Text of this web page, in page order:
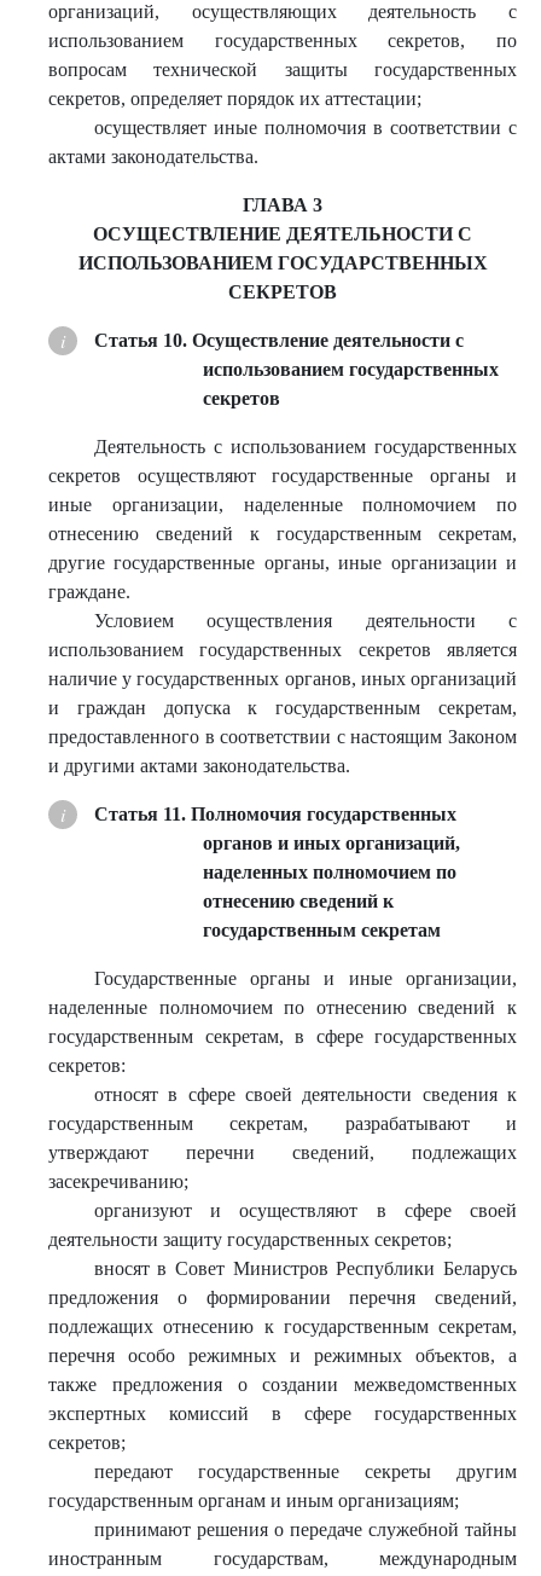
организаций, осуществляющих деятельность с
использованием государственных секретов, по
вопросам технической защиты государственных
секретов, определяет порядок их аттестации;
осуществляет иные полномочия в соответствии с
актами законодательства.
ГЛАВА 3
ОСУЩЕСТВЛЕНИЕ ДЕЯТЕЛЬНОСТИ С
ИСПОЛЬЗОВАНИЕМ ГОСУДАРСТВЕННЫХ
СЕКРЕТОВ
Статья 10. Осуществление деятельности с
использованием государственных
секретов
Деятельность с использованием государственных
секретов осуществляют государственные органы и
иные организации, наделенные полномочием по
отнесению сведений к государственным секретам,
другие государственные органы, иные организации и
граждане.
Условием осуществления деятельности с
использованием государственных секретов является
наличие у государственных органов, иных организаций
и граждан допуска к государственным секретам,
предоставленного в соответствии с настоящим Законом
и другими актами законодательства.
Статья 11. Полномочия государственных
органов и иных организаций,
наделенных полномочием по
отнесению сведений к
государственным секретам
Государственные органы и иные организации,
наделенные полномочием по отнесению сведений к
государственным секретам, в сфере государственных
секретов:
относят в сфере своей деятельности сведения к
государственным секретам, разрабатывают и
утверждают перечни сведений, подлежащих
засекречиванию;
организуют и осуществляют в сфере своей
деятельности защиту государственных секретов;
вносят в Совет Министров Республики Беларусь
предложения о формировании перечня сведений,
подлежащих отнесению к государственным секретам,
перечня особо режимных и режимных объектов, а
также предложения о создании межведомственных
экспертных комиссий в сфере государственных
секретов;
передают государственные секреты другим
государственным органам и иным организациям;
принимают решения о передаче служебной тайны
иностранным государствам, международным